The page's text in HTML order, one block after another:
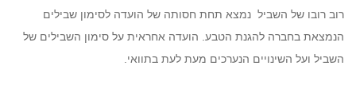
רוב רובו של השביל נמצא תחת חסותה של הועדה לסימון שבילים
הנמצאת בחברה להגנת הטבע. הועדה אחראית על סימון השבילים של
השביל ועל השינויים הנערכים מעת לעת בתוואי.